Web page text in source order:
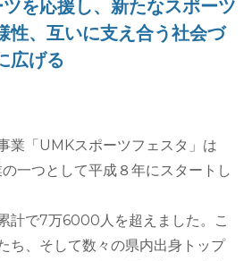
を応援し、新たなスポーツ
性、互いに支え合う社会づ
広げる
業「UMKスポーツフェスタ」は
一つとして平成８年にスタートし
計で7万6000人を超えました。こ
ち、そして数々の県内出身トップ